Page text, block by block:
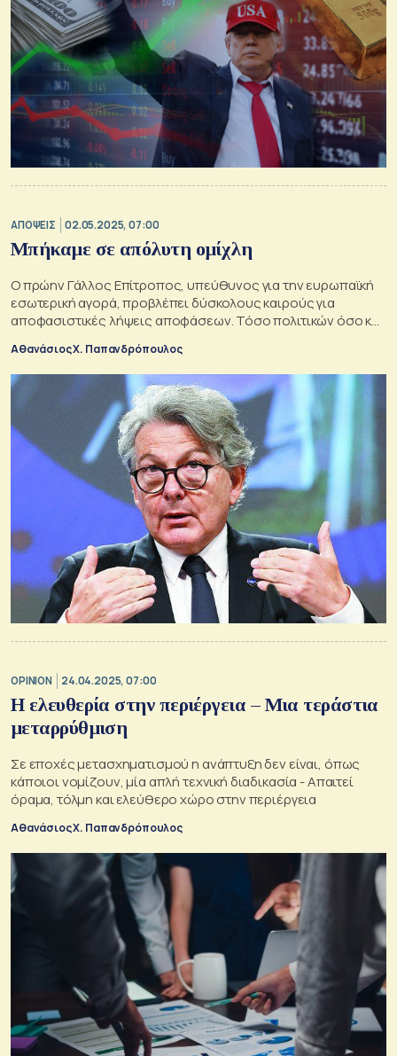
ΑΠΟΨΕΙΣ 02.05.2025, 07:00
Μπήκαμε σε απόλυτη ομίχλη
Ο πρώην Γάλλος Επίτροπος, υπεύθυνος για την ευρωπαϊκή
εσωτερική αγορά, προβλέπει δύσκολους καιρούς για
αποφασιστικές λήψεις αποφάσεων. Τόσο πολιτικών όσο και
Αθανάσιος Χ. Παπανδρόπουλος
OPINION 24.04.2025, 07:00
Η ελευθερία στην περιέργεια – Μια τεράστια
μεταρρύθμιση
Σε εποχές μετασχηματισμού η ανάπτυξη δεν είναι, όπως
κάποιοι νομίζουν, μία απλή τεχνική διαδικασία - Απαιτεί
όραμα, τόλμη και ελεύθερο χώρο στην περιέργεια
Αθανάσιος Χ. Παπανδρόπουλος